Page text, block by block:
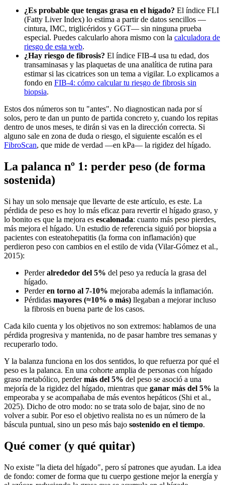
¿Es probable que tengas grasa en el hígado? El índice FLI
(Fatty Liver Index) lo estima a partir de datos sencillos —
cintura, IMC, triglicéridos y GGT— sin ninguna prueba
especial. Puedes calcularlo ahora mismo con la calculadora de
riesgo de esta web.
¿Hay riesgo de fibrosis? El índice FIB-4 usa tu edad, dos
transaminasas y las plaquetas de una analítica de rutina para
estimar si las cicatrices son un tema a vigilar. Lo explicamos a
fondo en FIB-4: cómo calcular tu riesgo de fibrosis sin
biopsia.
Estos dos números son tu "antes". No diagnostican nada por sí
solos, pero te dan un punto de partida concreto y, cuando los repitas
dentro de unos meses, te dirán si vas en la dirección correcta. Si
alguno sale en zona de duda o riesgo, el siguiente escalón es el
FibroScan, que mide de verdad —en kPa— la rigidez del hígado.
La palanca nº 1: perder peso (de forma
sostenida)
Si hay un solo mensaje que llevarte de este artículo, es este. La
pérdida de peso es hoy lo más eficaz para revertir el hígado graso, y
lo bonito es que la mejora es escalonada: cuanto más peso pierdes,
más mejora el hígado. Un estudio de referencia siguió por biopsia a
pacientes con esteatohepatitis (la forma con inflamación) que
perdieron peso con cambios en el estilo de vida (Vilar-Gómez et al.,
2015):
Perderalrededor del 5% del peso ya reducía la grasa del
hígado.
Perderen torno al 7-10% mejoraba además la inflamación.
Pérdidas mayores (≈10% o más) llegaban a mejorar incluso
la fibrosis en buena parte de los casos.
Cada kilo cuenta y los objetivos no son extremos: hablamos de una
pérdida progresiva y mantenida, no de pasar hambre tres semanas y
recuperarlo todo.
Y la balanza funciona en los dos sentidos, lo que refuerza por qué el
peso es la palanca. En una cohorte amplia de personas con hígado
graso metabólico, perder más del 5% del peso se asoció a una
mejoría de la rigidez del hígado, mientras que ganar más del 5% la
empeoraba y se acompañaba de más eventos hepáticos (Shi et al.,
2025). Dicho de otro modo: no se trata solo de bajar, sino de no
volver a subir. Por eso el objetivo realista no es un número de la
báscula puntual, sino un peso más bajo sostenido en el tiempo.
Qué comer (y qué quitar)
No existe "la dieta del hígado", pero sí patrones que ayudan. La idea
de fondo: comer de forma que tu cuerpo gestione mejor la energía y